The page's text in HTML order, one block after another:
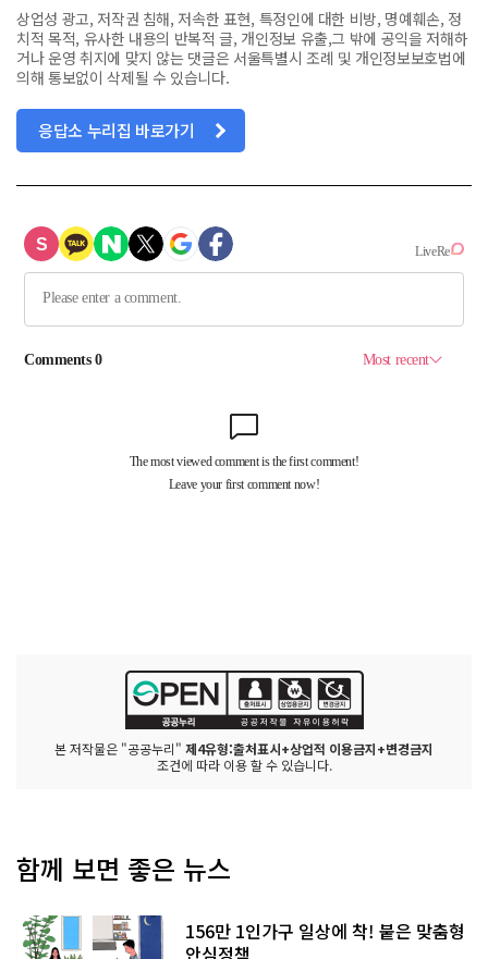
상업성 광고, 저작권 침해, 저속한 표현, 특정인에 대한 비방, 명예훼손, 정
치적 목적, 유사한 내용의 반복적 글, 개인정보 유출,그 밖에 공익을 저해하
거나 운영 취지에 맞지 않는 댓글은 서울특별시 조례 및 개인정보보호법에
의해 통보없이 삭제될 수 있습니다.
응답소 누리집 바로가기
본 저작물은 "공공누리" 제4유형:출처표시+상업적 이용금지+변경금지
조건에 따라 이용 할 수 있습니다.
함께 보면 좋은 뉴스
156만 1인가구 일상에 착! 붙은 맞춤형